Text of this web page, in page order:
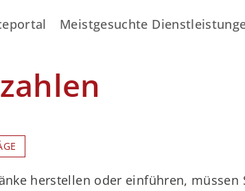
Meistgesuchte
herstellen oder einführen, müssen